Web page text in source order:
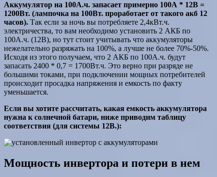
Аккумулятор на 100А.ч. запасает примерно 100А * 12В =
1200Вт. (лампочка на 100Вт. проработает от такого акб 12
часов). Так если за ночь вы потребляете 2,4кВт.ч.
электричества, то вам необходимо установить 2 АКБ по
100А.ч. (12В), но тут стоит учитывать что аккумуляторы
нежелательно разряжать на 100%, а лучше не более 70%-50%.
Исходя из этого получаем, что 2 АКБ по 100А.ч. будут
запасать 2400 * 0,7 = 1700Вт.ч. Это верно при разряде не
большими токами, при подключении мощных потребителей
происходит просадка напряжения и емкость по факту
уменьшается.
Если вы хотите рассчитать, какая емкость аккумулятора
нужна к солнечной батари, ниже приводим таблицу
соответствия (для системы 12В.):
Мощность инвертора и потери в нем